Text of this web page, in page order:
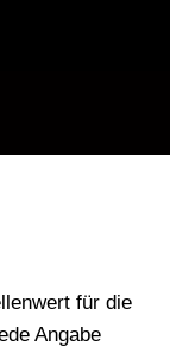
für die
Angabe